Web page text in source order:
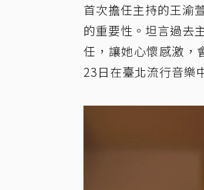
首次擔任主持的王渝
的重要性。坦言過去
任，讓她心懷感激，
23日在臺北流行音樂